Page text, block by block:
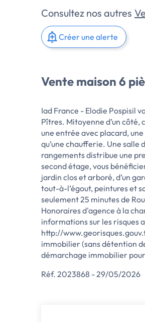
Consultez nos autres
Créer une alerte
Vente maison 6
Iad France - Elodie Pospisil
Pîtres. Mitoyenne d’un
une entrée avec placard,
qu’une chaufferie. Une
rangements distribue une
second étage, vous
jardin clos et arboré, d’un
tout-à-l’égout, peintures et
seulement 25 minutes de
Honoraires d'agence à la
informations sur les risques
http://
immobilier (sans détention
démarchage immobilier
Réf. 2023868 - 29/05/2026